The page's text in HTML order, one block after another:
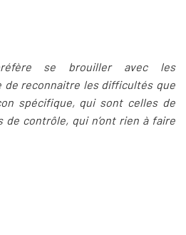
se brouiller avec les
de reconnaitre les difficultés que
spécifique, qui sont celles de
de contrôle, qui n’ont rien à faire